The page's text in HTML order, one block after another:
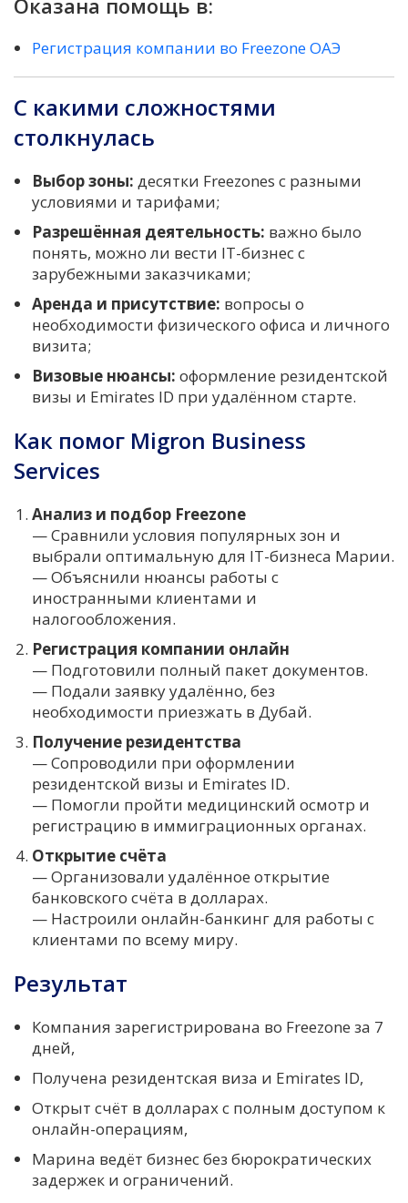
Оказана помощь в:
Регистрация компании во Freezone ОАЭ
С какими сложностями
столкнулась
Выбор зоны: десятки Freezones с разными
условиями и тарифами;
Разрешённая деятельность: важно было
понять, можно ли вести IT-бизнес с
зарубежными заказчиками;
Аренда и присутствие: вопросы о
необходимости физического офиса и личного
визита;
Визовые нюансы: оформление резидентской
визы и Emirates ID при удалённом старте.
Как помог Migron Business
Services
Анализ и подбор Freezone
— Сравнили условия популярных зон и
выбрали оптимальную для IT-бизнеса Марии.
— Объяснили нюансы работы с
иностранными клиентами и
налогообложения.
Регистрация компании онлайн
— Подготовили полный пакет документов.
— Подали заявку удалённо, без
необходимости приезжать в Дубай.
Получение резидентства
— Сопроводили при оформлении
резидентской визы и Emirates ID.
— Помогли пройти медицинский осмотр и
регистрацию в иммиграционных органах.
Открытие счёта
— Организовали удалённое открытие
банковского счёта в долларах.
— Настроили онлайн-банкинг для работы с
клиентами по всему миру.
Результат
Компания зарегистрирована во Freezone за 7
дней,
Получена резидентская виза и Emirates ID,
Открыт счёт в долларах с полным доступом к
онлайн-операциям,
Марина ведёт бизнес без бюрократических
задержек и ограничений.